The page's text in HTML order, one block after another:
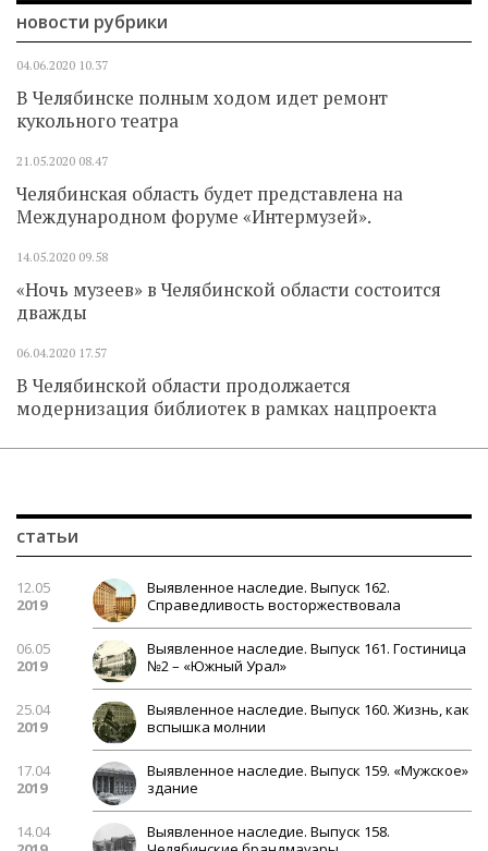
новости рубрики
04.06.2020 10.37
В Челябинске полным ходом идет ремонт
кукольного театра
21.05.2020 08.47
Челябинская область будет представлена на
Международном форуме «Интермузей».
14.05.2020 09.58
«Ночь музеев» в Челябинской области состоится
дважды
06.04.2020 17.57
В Челябинской области продолжается
модернизация библиотек в рамках нацпроекта
статьи
12.05
2019
Выявленное наследие. Выпуск 162.
Справедливость восторжествовала
06.05
2019
Выявленное наследие. Выпуск 161. Гостиница
№2 – «Южный Урал»
25.04
2019
Выявленное наследие. Выпуск 160. Жизнь, как
вспышка молнии
17.04
2019
Выявленное наследие. Выпуск 159. «Мужское»
здание
14.04
Выявленное наследие. Выпуск 158.